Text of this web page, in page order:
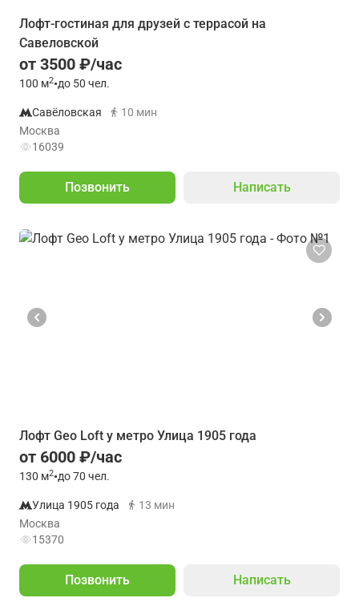
Лофт-гостиная для друзей с террасой на
Савеловской
от 3500 ₽/час
100 м2•до 50 чел.
Савёловская
10 мин
Москва
16039
Позвонить Написать
Лофт Geo Loft у метро Улица 1905 года
от 6000 ₽/час
130 м2•до 70 чел.
Улица 1905 года
13 мин
Москва
15370
Позвонить Написать